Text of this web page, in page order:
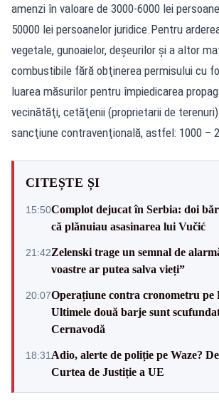
amenzi în valoare de 3000-6000 lei
50000 lei persoanelor juridice.Pentru
vegetale, gunoaielor, deşeurilor şi a altor
combustibile fără obţinerea permisului cu
luarea măsurilor pentru împiedicarea
vecinătăţi, cetăţenii (proprietarii de
sancţiune contravenţională, astfel: 1000 –
CITEȘTE ȘI
15:50Complot dejucat în Serbia: doi
că plănuiau asasinarea lui Vučić
21:42Zelenski trage un semnal de
voastre ar putea salva vieți”
20:07Operațiune contra cronometru pe
Ultimele două barje sunt
Cernavodă
18:31 Adio, alerte de poliție pe Waze?
Curtea de Justiție a UE